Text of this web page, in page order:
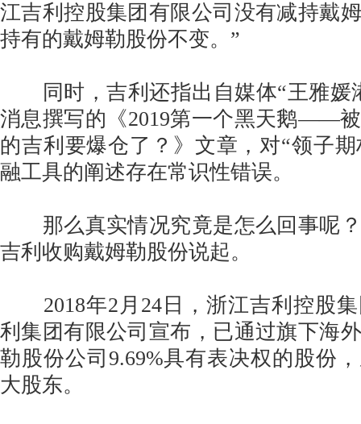
江吉利控股集团有限公司没有减持戴
持有的戴姆勒股份不变。”
同时，吉利还指出自媒体“王雅媛
消息撰写的《2019第一个黑天鹅——
的吉利要爆仓了？》文章，对“领子期
融工具的阐述存在常识性错误。
那么真实情况究竟是怎么回事呢？
吉利收购戴姆勒股份说起。
2018年2月24日，浙江吉利控股集
利集团有限公司宣布，已通过旗下海
勒股份公司9.69%具有表决权的股份
大股东。